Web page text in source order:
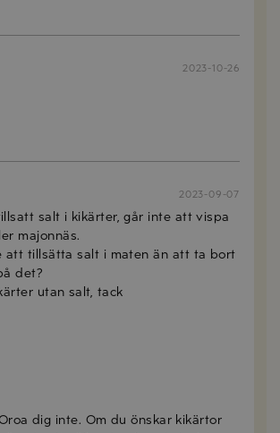
2023-10-26
2023-09-07
salt i kikärter, går inte att vispa
majonnäs.
att tillsätta salt i maten än att ta bort
det?
utan salt, tack
dig inte. Om du önskar kikärtor